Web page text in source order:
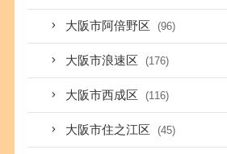
大阪市阿倍野区 (96)
大阪市浪速区 (176)
大阪市西成区 (116)
大阪市住之江区 (45)